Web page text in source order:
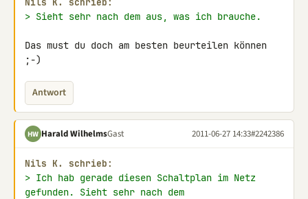
Nils K. schrieb:
> Sieht sehr nach dem aus, was ich brauche.
Das must du doch am besten beurteilen können
;-)
Antwort
HW Harald WilhelmsGast 2011-06-27 14:33#2242386
Nils K. schrieb:
> Ich hab gerade diesen Schaltplan im Netz
gefunden. Sieht sehr nach dem